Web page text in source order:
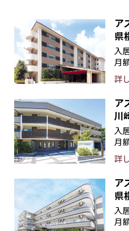
ア
県
入
月
詳
ア
川
入
月
詳
ア
県
入
月